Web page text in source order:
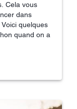
Cela vous
dans
quelques
quand on a